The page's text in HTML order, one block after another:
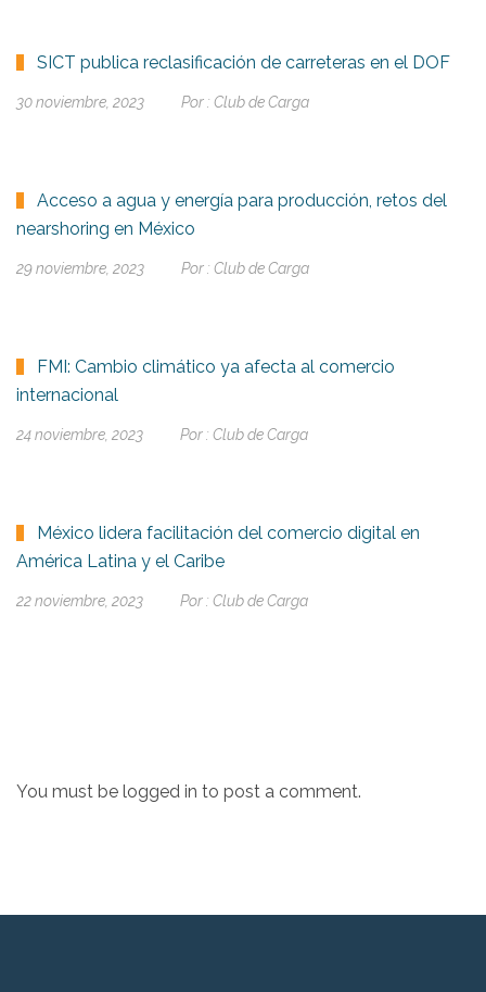
SICT publica reclasificación de carreteras en el DOF
30 noviembre, 2023 Por : Club de Carga
Acceso a agua y energía para producción, retos del
nearshoring en México
29 noviembre, 2023 Por : Club de Carga
FMI: Cambio climático ya afecta al comercio
internacional
24 noviembre, 2023 Por : Club de Carga
México lidera facilitación del comercio digital en
América Latina y el Caribe
22 noviembre, 2023 Por : Club de Carga
You must be logged in to post a comment.